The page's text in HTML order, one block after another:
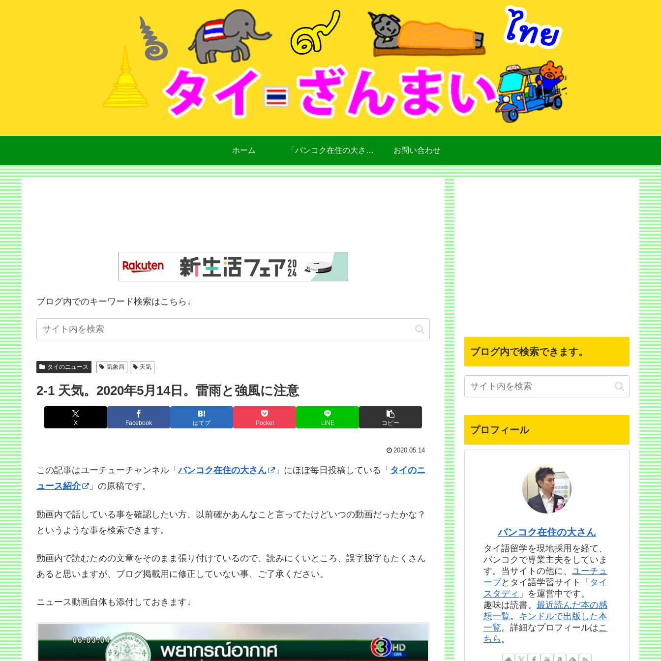
ホーム 「バンコク在住の大さん」について お問い合わせ
ブログ内でのキーワード検索はこちら↓
タイのニュース 気象局 天気
2-1 天気。2020年5月14日。雷雨と強風に注意
X Facebook はてブ Pocket LINE コピー
2020.05.14
この記事はユーチューチャンネル「バンコク在住の大さん 」にほぼ毎日投稿している「 タイのニ
ュース紹介
」の原稿です。
動画内で話している事を確認したい方、以前確かあんなこと言ってたけどいつの動画だったかな？
というような事を検索できます。
動画内で読むための文章をそのまま張り付けているので、読みにくいところ、誤字脱字もたくさん
あると思いますが、ブログ掲載用に修正していない事、ご了承ください。
ニュース動画自体も添付しておきます↓
ブログ内で検索できます。
プロフィール
バンコク在住の大さん
タイ語留学を現地採用を経て、
バンコクで専業主夫をしていま
す。当サイトの他に、 ユーチュ
ーブ とタイ語学習サイト「 タイ
スタディ 」を運営中です。
趣味は読書。 最近読んだ本の感
想一覧。 キンドルで出版した本
一覧。詳細なプロフィールはこ
ちら 。